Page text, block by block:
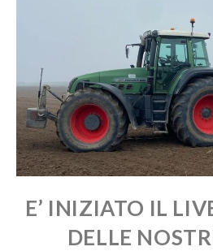
E’ INIZIATO IL
DELLE